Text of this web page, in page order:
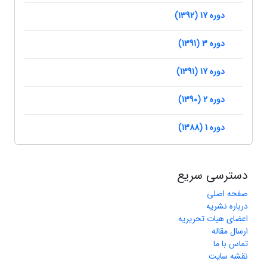
دوره 17 (1392)
دوره 3 (1391)
دوره 17 (1391)
دوره 2 (1390)
دوره 1 (1388)
دسترسی سریع
صفحه اصلی
درباره نشریه
اعضای هیات تحریریه
ارسال مقاله
تماس با ما
نقشه سایت